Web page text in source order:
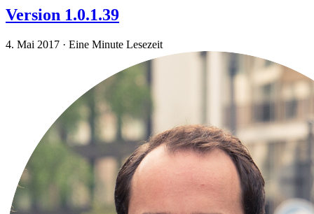
Version 1.0.1.39
4. Mai 2017 · Eine Minute Lesezeit